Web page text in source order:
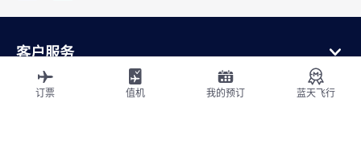
客户服务
在线购买
会员计划和合作伙伴
订票 值机 我的预订 蓝天飞行